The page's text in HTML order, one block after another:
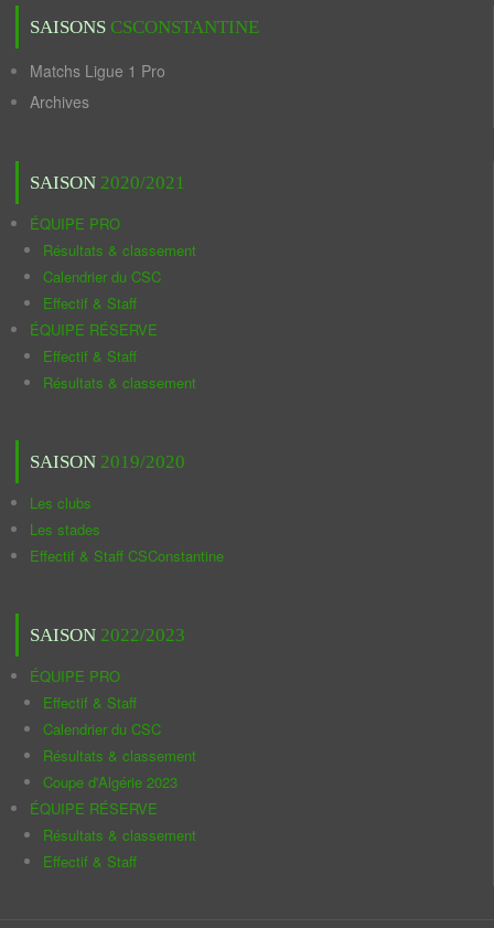
SAISONS CSCONSTANTINE
Matchs Ligue 1 Pro
Archives
SAISON 2020/2021
ÉQUIPE PRO
Résultats & classement
Calendrier du CSC
Effectif & Staff
ÉQUIPE RÉSERVE
Effectif & Staff
Résultats & classement
SAISON 2019/2020
Les clubs
Les stades
Effectif & Staff CSConstantine
SAISON 2022/2023
ÉQUIPE PRO
Effectif & Staff
Calendrier du CSC
Résultats & classement
Coupe d'Algérie 2023
ÉQUIPE RÉSERVE
Résultats & classement
Effectif & Staff